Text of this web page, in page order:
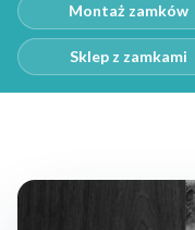
Montaż zamków
Sklep z zamkami